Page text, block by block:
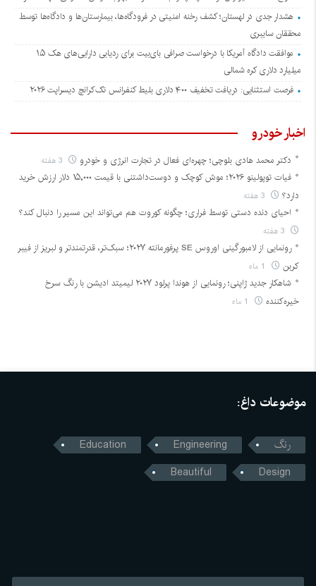
هشدار جدی در لهستان؛ کشف رخنه امنیتی در فرودگاه‌ها، بیمارستان‌ها و دادگاه‌ها توسط
محققان سایبری
موافقت دادگاه آمریکا با درخواست صرافی بای‌بیت برای ردیابی دارایی‌های هک ۱.۵
میلیارد دلاری کره شمالی
فرصت استثنایی: دریافت تخفیف ۴۰۰ دلاری بلیط کنفرانس تک‌کرانچ دیسراپت ۲۰۲۶
اخبار خودرو
دکتر محمد هادی بلوچی؛ چهره‌ای فعال در تجارت انرژی و خودرو
فیات توپولینو ۲۰۲۶؛ موش کوچک و دوست‌داشتنی با قیمت ۱۵,۰۰۰ دلار ارزش خرید
دارد؟
احیای دنده دستی توسط فراری؛ چگونه کوروت هم می‌تواند این مسیر را دنبال کند؟
رونمایی از لامبورگینی اوروس SE پرفورمانته ۲۰۲۷؛ سبک‌تر، قدرتمندتر و لبریز از فیبر
کربن
شاهکار جدید ژاپنی؛ رونمایی از هوندا پرلود ۲۰۲۷ لیمیتد ادیشن با رنگ سرخ
خیره‌کننده
موضوعات داغ:
رنگ Engineering
Education
Design
Beautiful